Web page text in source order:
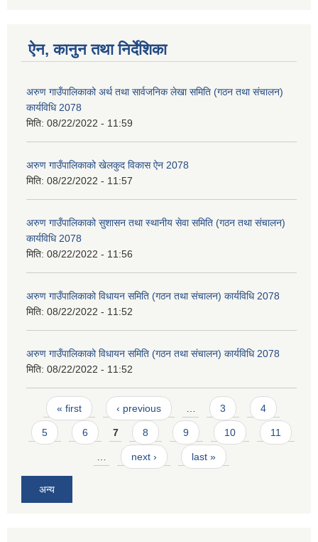
ऐन, कानुन तथा निर्देशिका
अरुण गाउँपालिकाको अर्थ तथा सार्वजनिक लेखा समिति (गठन तथा संचालन)
कार्यविधि 2078
मिति: 08/22/2022 - 11:59
अरुण गाउँपालिकाको खेलकुद विकास ऐन 2078
मिति: 08/22/2022 - 11:57
अरुण गाउँपालिकाको सुशासन तथा स्थानीय सेवा समिति (गठन तथा संचालन)
कार्यविधि 2078
मिति: 08/22/2022 - 11:56
अरुण गाउँपालिकाको विधायन समिति (गठन तथा संचालन) कार्यविधि 2078
मिति: 08/22/2022 - 11:52
अरुण गाउँपालिकाको विधायन समिति (गठन तथा संचालन) कार्यविधि 2078
मिति: 08/22/2022 - 11:52
Pages
« first ‹ previous 3 4
5 6 7 8 9 10 11
next › last »
अन्य